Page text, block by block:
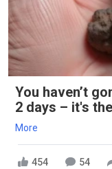
You haven’t
2 days – it's
More
454 54